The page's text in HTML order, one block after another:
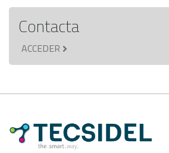
Contacta
ACCEDER